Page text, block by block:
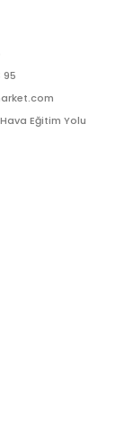
95
Eğitim Yolu